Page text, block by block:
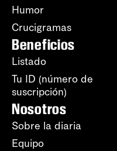
Humor
Crucigramas
Beneficios
Listado
Tu ID (número de
suscripción)
Nosotros
Sobre la diaria
Equipo